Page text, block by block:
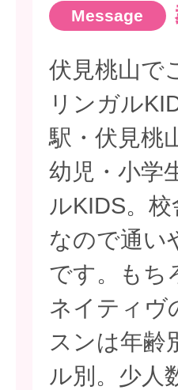
伏見桃山で
リンガル
駅・伏見桃
幼児・小学
ルKIDS。
なので通い
です。もち
ネイティヴ
スンは年齢
ル別。少人